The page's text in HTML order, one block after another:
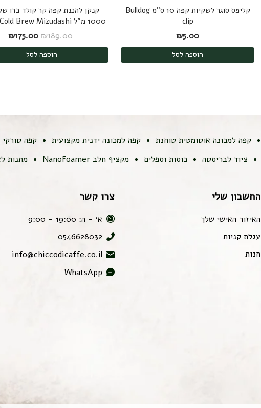
קליפס סוגר לשקיות קפה 10 ס"מ Bulldog
clip
₪5.00
הוספה לסל
קנקן להכנת קפה קר קולד ברו
1000 מ"ל Hario Cold Brew Mizudashi
₪189.00 המחיר המקורי
₪175.00
הוספה לסל
קפה למכונה אוטומטית טוחנת קפה למכונה ידנית מקצועית
קפה טורקי
ציוד לבריסטה
כוסות וספלים מקציף חלב NanoFoamer מתנות
החשבון שלי
האיזור האישי שלך
עגלת קניות
חנות
צרו קשר
א׳ - ה: 19:00 - 9:00
0546628032
info@chiccodicaffe.co.il
WhatsApp